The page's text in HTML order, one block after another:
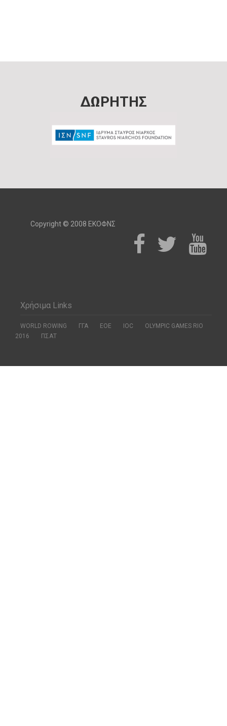
ΔΩΡΗΤΗΣ
Copyright © 2008 ΕΚΟΦΝΣ
Χρήσιμα Links
WORLD ROWING ΓΓΑ ΕΟΕ ΙΟC
OLYMPIC GAMES RIO
2016
ΠΣΑΤ